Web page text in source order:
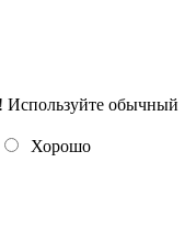
Используйте обычный
Хорошо